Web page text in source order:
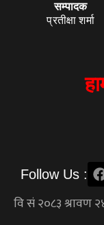
सम्पादक
प्रतीक्षा शर्मा
Follow Us :